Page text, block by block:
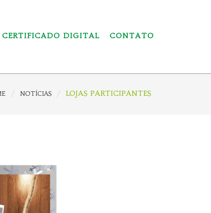
CERTIFICADO DIGITAL CONTATO
NOTÍCIAS LOJAS PARTICIPANTES